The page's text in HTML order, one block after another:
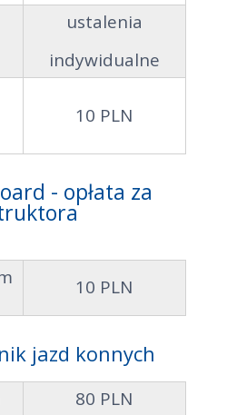
ustalenia
indywidualne
10 PLN
- opłata za
10 PLN
jazd konnych
80 PLN